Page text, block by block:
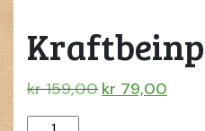
kr159,00 Opprinnelig
kr 79,00
Kraftbeinpose